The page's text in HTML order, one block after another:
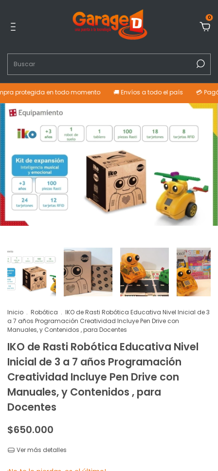
0
protegida en todo momento 🚚 Envíos a todo el país 💳 Pagá
Inicio . Robótica . IKO de Rasti Robótica Educativa Nivel Inicial de 3
a 7 años Programación Creatividad Incluye Pen Drive con
Manuales, y Contenidos , para Docentes
IKO de Rasti Robótica Educativa Nivel
Inicial de 3 a 7 años Programación
Creatividad Incluye Pen Drive con
Manuales, y Contenidos , para
Docentes
$650.000
Ver más detalles